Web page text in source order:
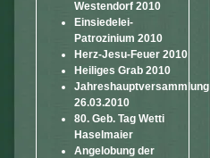
Westendorf 2010
Einsiedelei-
Patrozinium 2010
Herz-Jesu-Feuer 2010
Heiliges Grab 2010
Jahreshauptversammlung
26.03.2010
80. Geb. Tag Wetti
Haselmaier
Angelobung der